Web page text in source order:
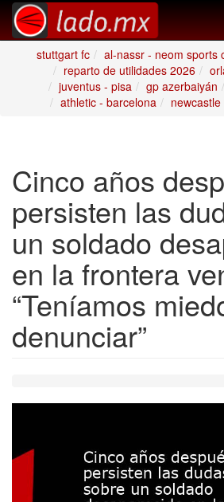
stuttgart fc
al-nassr - neom sports
reparto de utilidades 2026
juventus - pisa
gp azerbaiyán
athletic - barcelona
Cinco años
persisten las
un soldado
en la frontera
“Teníamos
denunciar”